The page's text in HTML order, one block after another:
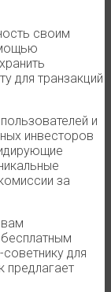
своим
для транзакций
и
инвесторов
за
для
предлагает